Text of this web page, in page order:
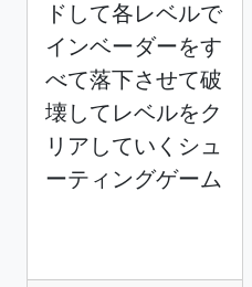
ドして各レベルで
インベーダーをす
べて落下させて破
壊してレベルをク
リアしていくシュ
ーティングゲーム